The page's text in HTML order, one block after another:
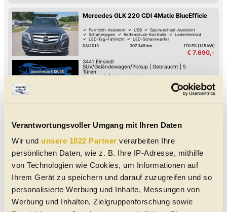
Verantwortungsvoller Umgang mit Ihren Daten
Wir und unsere 1022 Partner verarbeiten Ihre
persönlichen Daten, wie z. B. Ihre IP-Adresse, mithilfe
von Technologien wie Cookies, um Informationen auf
Ihrem Gerät zu speichern und darauf zuzugreifen und so
personalisierte Werbung und Inhalte, Messungen von
Werbung und Inhalten, Zielgruppenforschung sowie
Mercedes GLK 220 CDI 4Matic BlueEfficie
Fernlicht-Assistent USB
Spurwechsel-Assistent
Schaltwippen
Reifendruck-Kontrolle
Lederlenkrad
LED-Tag-Fahrlicht
LED-Scheinwerfer
03/2013
307.349 km 170 PS (125 kW)
€ 7.690,-
3441 Einsiedl
SUV/Geländewagen/Pickup| Gebraucht
5
Türen
Automatik|Allrad-Antrieb
09/2010 225.982 km
3500
Krems
SUV/Geländewagen/Pickup|Gebraucht
Automatik
|Allrad-Antrieb
Diesel |6.9 l/100km |182 g CO2/km (komb.)
Mercedes GLK 220 CDI 4MATIC
BlueEfficiency Aut.
Reifendruck-Kontrolle
Regensensor
Isofix Kindersitz-Befestigung
Tag-Fahrlicht